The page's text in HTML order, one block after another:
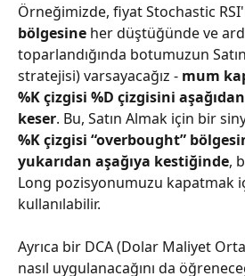
Örneğimizde, fiyat Stochastic
bölgesine her düştüğünde ve
toparlandığında botumuzun Satın
stratejisi) varsayacağız - mum
%K çizgisi %D çizgisini
keser. Bu, Satın Almak için bir
%K çizgisi “overbought”
yukarıdan aşağıya kestiğinde,
Long pozisyonumuzu kapatmak
kullanılabilir.
Ayrıca bir DCA (Dolar Maliyet
nasıl uygulanacağını da